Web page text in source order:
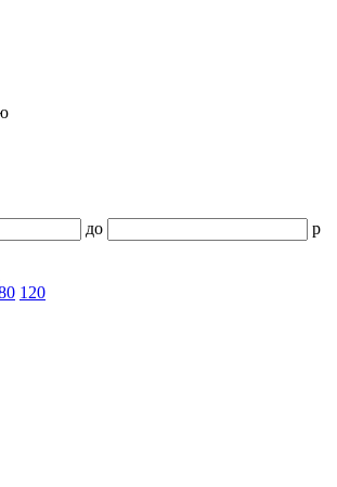
до р
120